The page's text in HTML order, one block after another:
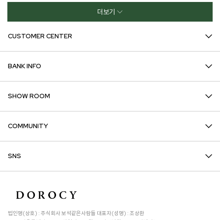
더보기
CUSTOMER CENTER
BANK INFO
SHOW ROOM
COMMUNITY
SNS
법인명(상호) : 주식회사 보석같은사람들 대표자(성명) : 조상환